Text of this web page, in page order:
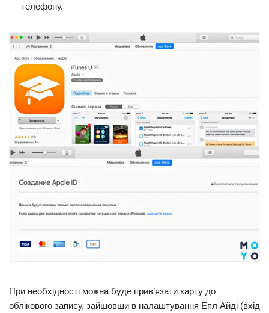
телефону.
При необхідності можна буде прив’язати карту до
облікового запису, зайшовши в налаштування Епл Айді (вхід